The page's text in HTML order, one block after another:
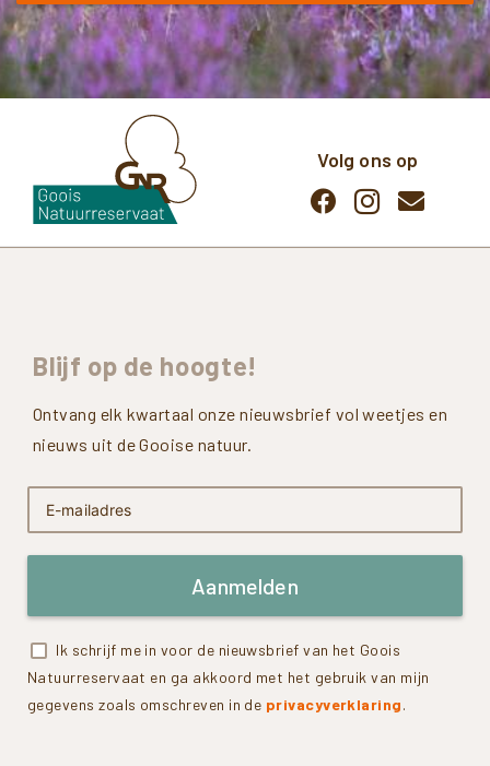
Volg ons op
Blijf op de hoogte!
Ontvang elk kwartaal onze nieuwsbrief vol weetjes en
nieuws uit de Gooise natuur.
Aanmelden
Ik schrijf me in voor de nieuwsbrief van het Goois
Natuurreservaat en ga akkoord met het gebruik van mijn
gegevens zoals omschreven in de privacyverklaring.